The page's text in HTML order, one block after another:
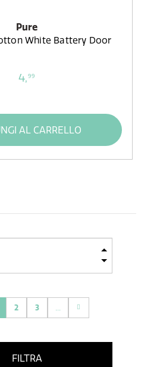
Pure
White Battery Door
4,99
AL CARRELLO
2 3
FILTRA